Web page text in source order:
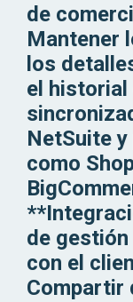
de
Mantener
los
el historial
NetSuite
como
de
con el
Compartir